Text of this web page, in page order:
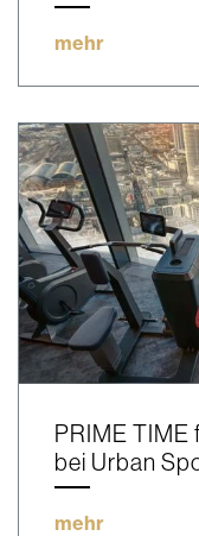
mehr
PRIME TIME
bei Urban
mehr